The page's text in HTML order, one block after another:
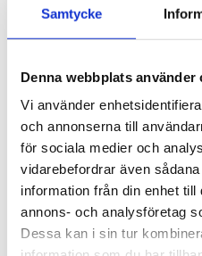
Samtycke
Denna webbplats använder
Vi använder
och annonserna till
för sociala medier och
vidarebefordrar även
information från din enhet
annons- och analysföretag
Dessa kan i sin tur
2 The7
3 The7 Heading
4 The7 Heading